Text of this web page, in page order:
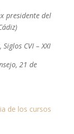
presidente del
CVI – XXI
21 de